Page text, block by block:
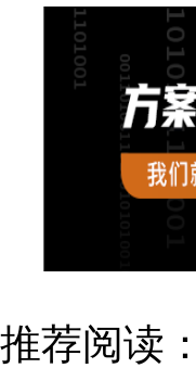
推荐阅读：